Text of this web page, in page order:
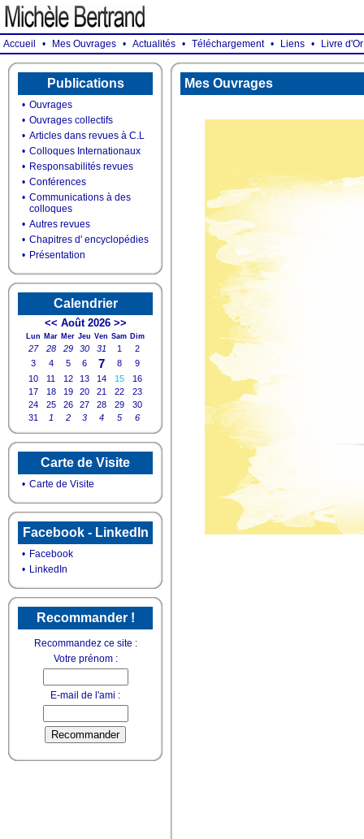
Accueil • Mes Ouvrages • Actualités • Téléchargement • Liens • Livre d'Or
Publications
• Ouvrages
• Ouvrages collectifs
• Articles dans revues à C.L
• Colloques Internationaux
• Responsabilités revues
• Conférences
• Communications à des
colloques
• Autres revues
• Chapitres d' encyclopédies
• Présentation
Calendrier
<< Août 2026 >>
Lun Mar Mer Jeu Ven Sam Dim
27 28 29 30 31 1
2
3
4 5 6 7 8
9
10
11 12 13 14 15
16
17
18 19 20 21 22
23
24
25 26 27 28 29
30
31
1 2 3 4 5 6
Carte de Visite
• Carte de Visite
Facebook - LinkedIn
• Facebook
• LinkedIn
Recommander !
Recommandez ce site :
Votre prénom :
E-mail de l'ami :
Mes Ouvrages